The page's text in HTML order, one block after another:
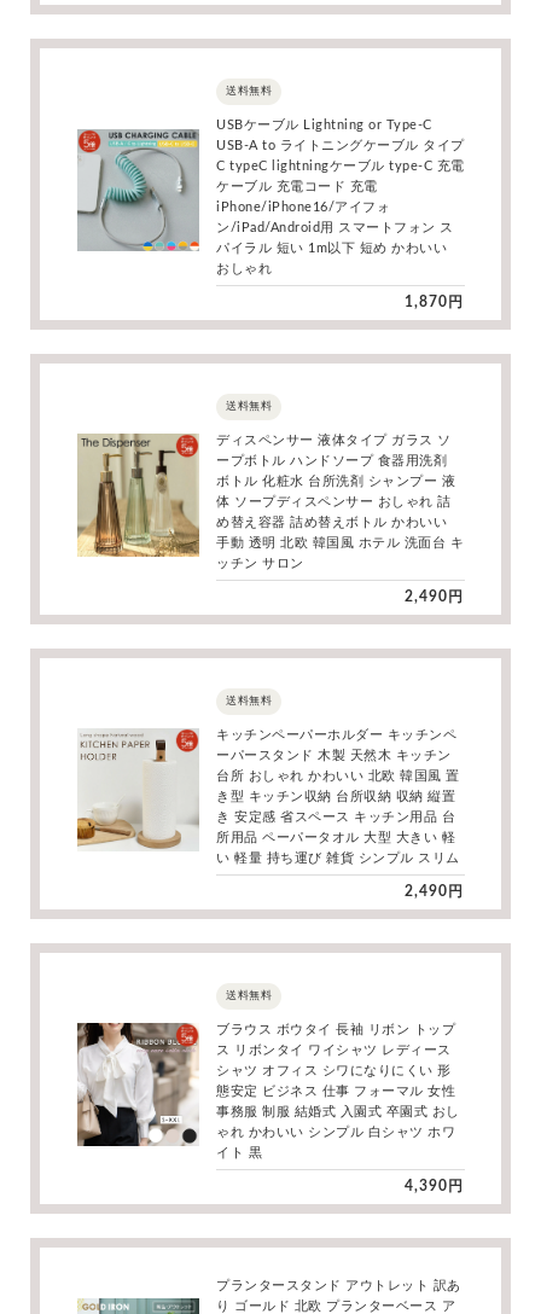
送料無料
USBケーブル Lightning or Type-C
USB-A to ライトニングケーブル タイプ
C typeC lightningケーブル type-C 充電
ケーブル 充電コード 充電
iPhone/iPhone16/アイフォ
ン/iPad/Android用 スマートフォン ス
パイラル 短い 1m以下 短め かわいい
おしゃれ
1,870円
送料無料
ディスペンサー 液体タイプ ガラス ソ
ープボトル ハンドソープ 食器用洗剤
ボトル 化粧水 台所洗剤 シャンプー 液
体 ソープディスペンサー おしゃれ 詰
め替え容器 詰め替えボトル かわいい
手動 透明 北欧 韓国風 ホテル 洗面台 キ
ッチン サロン
2,490円
送料無料
キッチンペーパーホルダー キッチンペ
ーパースタンド 木製 天然木 キッチン
台所 おしゃれ かわいい 北欧 韓国風 置
き型 キッチン収納 台所収納 収納 縦置
き 安定感 省スペース キッチン用品 台
所用品 ペーパータオル 大型 大きい 軽
い 軽量 持ち運び 雑貨 シンプル スリム
2,490円
送料無料
ブラウス ボウタイ 長袖 リボン トップ
ス リボンタイ ワイシャツ レディース
シャツ オフィス シワになりにくい 形
態安定 ビジネス 仕事 フォーマル 女性
事務服 制服 結婚式 入園式 卒園式 おし
ゃれ かわいい シンプル 白シャツ ホワ
イト 黒
4,390円
プランタースタンド アウトレット 訳あ
り ゴールド 北欧 プランターベース ア